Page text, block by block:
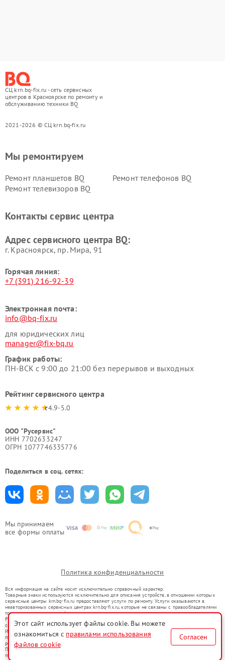
СЦ krn.bq-fix.ru - сеть сервисных
центров в Красноярске по ремонту и
обслуживанию техники BQ
2021-2026 © СЦ krn.bq-fix.ru
Мы принимаем
все формы оплаты
Мы ремонтируем
Ремонт планшетов BQ
Ремонт телефонов BQ
Ремонт телевизоров BQ
Контакты сервис центра
Адрес сервисного центра BQ:
г. Красноярск, ​пр. Мира, 91
Горячая линия:
+7 (391) 216-92-39
Электронная почта:
info@bq-fix.ru
для юридических лиц
manager@fix-bq.ru
График работы:
ПН-ВСК с 9:00 до 21:00 без перерывов и выходных
Рейтинг сервисного центра
4.9-5.0
ООО "Русервис"
ИНН 7702633247
ОГРН 1077746335776
Поделиться в соц. сетях:
Политика конфиденциальности
Вся информация на сайте носит исключительно справочный характер.
Товарные знаки используются исключительно для описания устройств, в отношении которых
сервисные центры krn.bq-fix.ru предоставляют услуги по ремонту. Услуги оказываются в
неавторизованных сервисных центрах krn.bq-fix.ru, которые не связаны с правообладателями
товарных знаков или их официальными представителями.
Ремонт осуществляется для устройств, уже введенных в гражданский оборот в соответствии
со статьей 1487 ГК РФ.
Использование товарных знаков не преследует цели индивидуализации услуг или введения
потребителей в заблуждение, а служит для информирования о предоставляемых услугах по
ремонту техники указанных брендов.
Представленная на сайте информация не является публичной офертой, определяемой
положениями Статьи 437(2) Гражданского кодекса РФ
Этот сайт использует файлы cookie. Вы можете
ознакомиться с правилами использования
файлов cookie
Согласен